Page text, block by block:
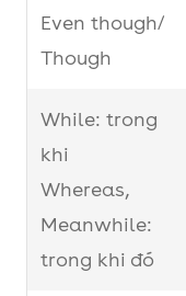
Even though/
Though
While: trong
khi
Whereas,
Meanwhile:
trong khi đó